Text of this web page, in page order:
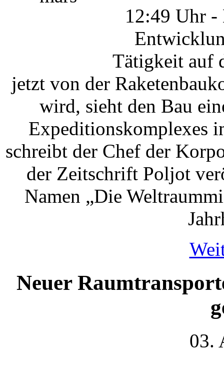
12:49 Uhr
Tätigkeit auf
jetzt von der
wird, sieht den Bau
Expeditionskomplexes
schreibt der Chef der
der Zeitschrift Poljot
Namen „Die
Neuer
03.